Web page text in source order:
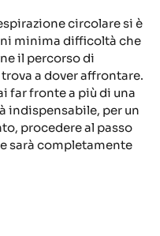
circolare si è
minima difficoltà che
il percorso di
a dover affrontare.
far fronte a più di una
indispensabile, per un
procedere al passo
sarà completamente